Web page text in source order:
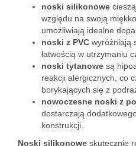
noski silikonowe
względu na swoją
umożliwiają idealne
noski z PVC wyróżniają
łatwością w utrzymaniu
noski tytanowe są
reakcji alergicznych, co
borykających się z
nowoczesne noski z
dostarczają
konstrukcji.
Noski silikonowe skutecznie